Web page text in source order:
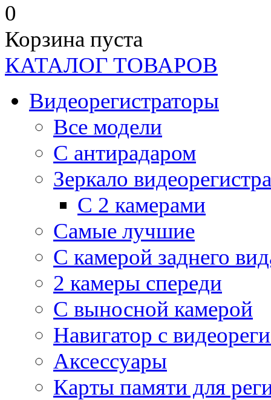
0
Корзина пуста
КАТАЛОГ ТОВАРОВ
Видеорегистраторы
Все модели
C антирадаром
Зеркало
С 2 камерами
Самые лучшие
С камерой заднего
2 камеры спереди
С выносной камерой
Навигатор с
Аксессуары
Карты памяти для